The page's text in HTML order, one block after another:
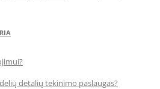
detalių tekinimo paslaugas?